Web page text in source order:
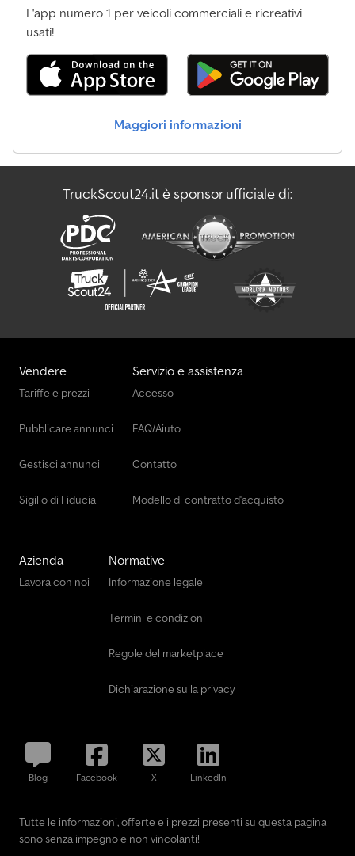
L'app numero 1 per veicoli commerciali e ricreativi
usati!
Maggiori informazioni
TruckScout24.it è sponsor ufficiale di:
Vendere
Tariffe e prezzi
Pubblicare annunci
Gestisci annunci
Sigillo di Fiducia
Servizio e assistenza
Accesso
FAQ/Aiuto
Contatto
Modello di contratto d'acquisto
Azienda
Lavora con noi
Normative
Informazione legale
Termini e condizioni
Regole del marketplace
Dichiarazione sulla privacy
Blog Facebook X LinkedIn
Tutte le informazioni, offerte e i prezzi presenti su questa pagina
sono senza impegno e non vincolanti!